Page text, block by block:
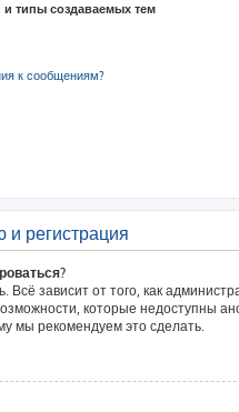
типы создаваемых тем
к сообщениям?
регистрация
Всё зависит от того, как
которые недоступны
мы рекомендуем это сделать.